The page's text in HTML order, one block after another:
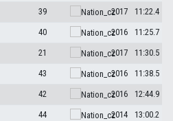
39 2017
11:22.4
40 2016
11:25.7
21 2017
11:30.5
43 2016
11:38.5
42 2016
12:44.9
44 2014
13:00.2